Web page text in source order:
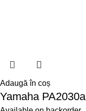
Adaugă în coș
Yamaha PA2030a